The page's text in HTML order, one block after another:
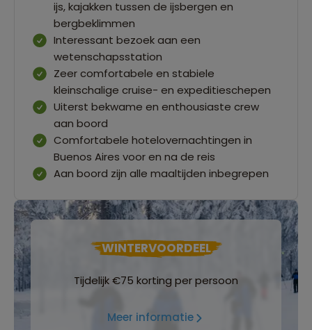
ijs, kajakken tussen de ijsbergen en
bergbeklimmen
Interessant bezoek aan een
wetenschapsstation
Zeer comfortabele en stabiele
kleinschalige cruise- en expeditieschepen
Uiterst bekwame en enthousiaste crew
aan boord
Comfortabele hotelovernachtingen in
Buenos Aires voor en na de reis
Aan boord zijn alle maaltijden inbegrepen
WINTERVOORDEEL
Tijdelijk €75 korting per persoon
Meer informatie